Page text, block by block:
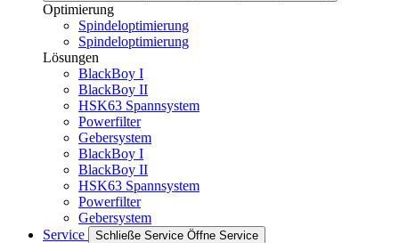
Optimierung
Spindeloptimierung
Spindeloptimierung
Lösungen
BlackBoy I
BlackBoy II
HSK63 Spannsystem
Powerfilter
Gebersystem
BlackBoy I
BlackBoy II
HSK63 Spannsystem
Powerfilter
Gebersystem
Service
Schließe Service Öffne Service